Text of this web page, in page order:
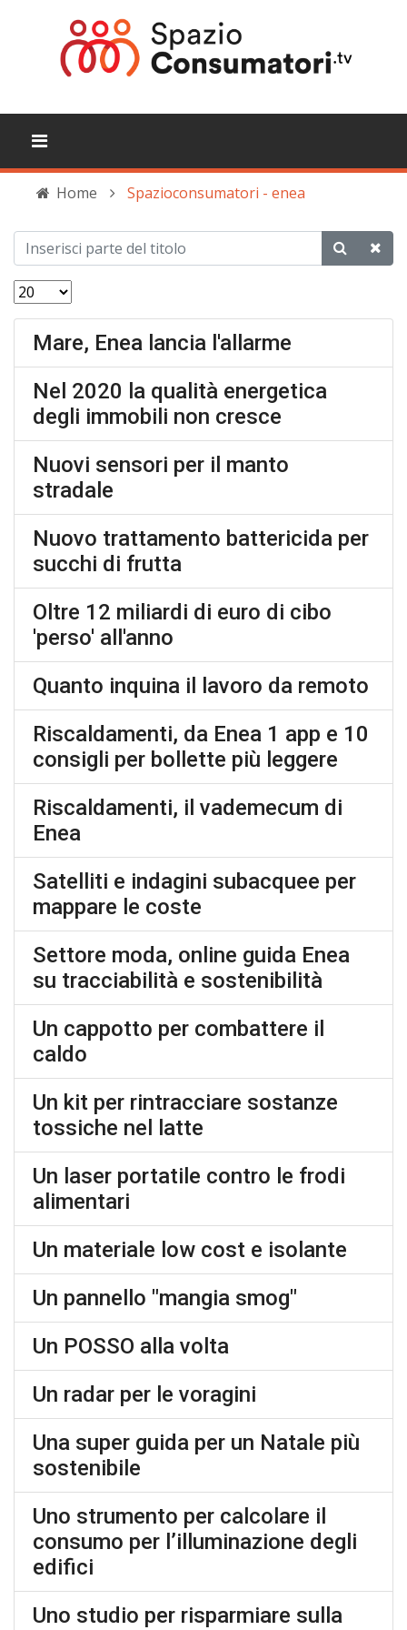
Home Spazioconsumatori - enea
Mare, Enea lancia l'allarme
Nel 2020 la qualità energetica
degli immobili non cresce
Nuovi sensori per il manto
stradale
Nuovo trattamento battericida per
succhi di frutta
Oltre 12 miliardi di euro di cibo
'perso' all'anno
Quanto inquina il lavoro da remoto
Riscaldamenti, da Enea 1 app e 10
consigli per bollette più leggere
Riscaldamenti, il vademecum di
Enea
Satelliti e indagini subacquee per
mappare le coste
Settore moda, online guida Enea
su tracciabilità e sostenibilità
Un cappotto per combattere il
caldo
Un kit per rintracciare sostanze
tossiche nel latte
Un laser portatile contro le frodi
alimentari
Un materiale low cost e isolante
Un pannello "mangia smog"
Un POSSO alla volta
Un radar per le voragini
Una super guida per un Natale più
sostenibile
Uno strumento per calcolare il
consumo per l’illuminazione degli
edifici
Uno studio per risparmiare sulla